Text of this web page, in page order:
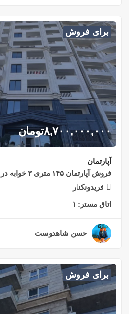
برای فروش
۸,۷۰۰,۰۰۰,۰۰۰تومان
آپارتمان
فروش آپارتمان ۱۴۵ متری ۳ خوابه در فریدونکنار
فریدونکنار
اتاق مستر: ۱
حسن شاهدوست
برای فروش